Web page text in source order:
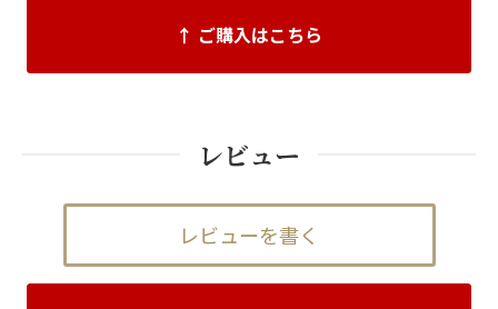
↑ ご購入はこちら
レビュー
レビューを書く